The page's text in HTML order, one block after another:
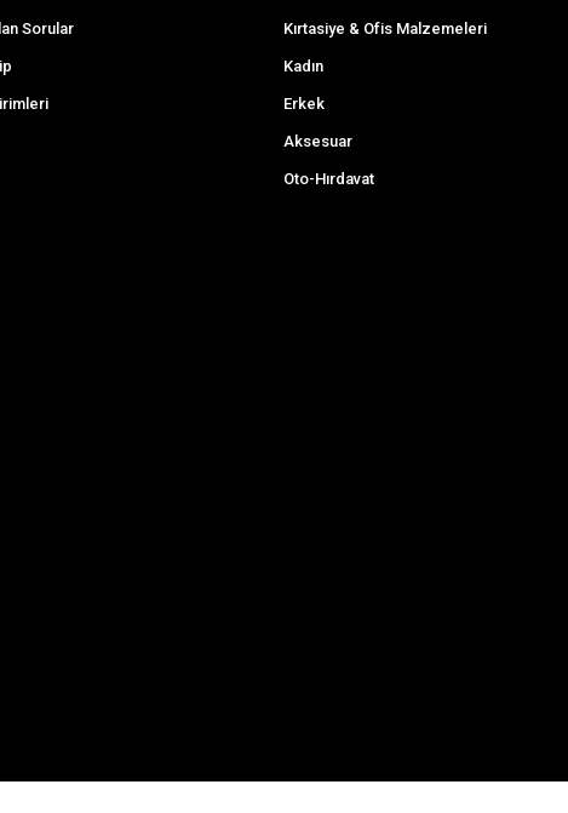
Sorular Kırtasiye & Ofis Malzemeleri
Kadın
Erkek
Aksesuar
Oto-Hırdavat